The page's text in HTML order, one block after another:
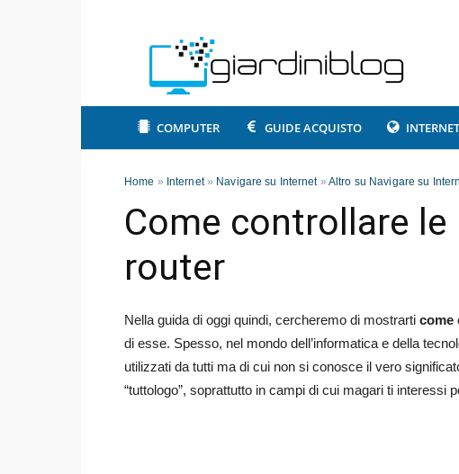
COMPUTER GUIDE ACQUISTO
Home » Internet» Navigare su Internet» Altro su Navigare su
Come controllare le
router
Nella guida di oggi quindi, cercheremo di mostrarti come
di esse. Spesso, nel mondo dell’informatica e della
utilizzati da tutti ma di cui non si conosce il vero
“tuttologo”, soprattutto in campi di cui magari ti interessi